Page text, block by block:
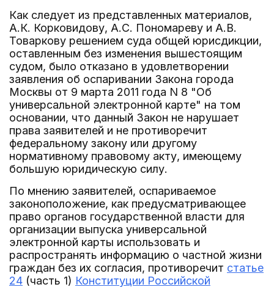
Как следует из представленных материалов,
А.К. Корковидову, А.С. Пономареву и А.В.
Товаркову решением суда общей юрисдикции,
оставленным без изменения вышестоящим
судом, было отказано в удовлетворении
заявления об оспаривании Закона города
Москвы от 9 марта 2011 года N 8 "Об
универсальной электронной карте" на том
основании, что данный Закон не нарушает
права заявителей и не противоречит
федеральному закону или другому
нормативному правовому акту, имеющему
большую юридическую силу.
По мнению заявителей, оспариваемое
законоположение, как предусматривающее
право органов государственной власти для
организации выпуска универсальной
электронной карты использовать и
распространять информацию о частной жизни
граждан без их согласия, противоречит статье
24 (часть 1) Конституции Российской